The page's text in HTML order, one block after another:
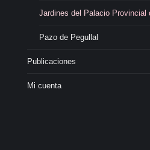
Jardines del Palacio Provincial
Pazo de Pegullal
Publicaciones
Mi cuenta